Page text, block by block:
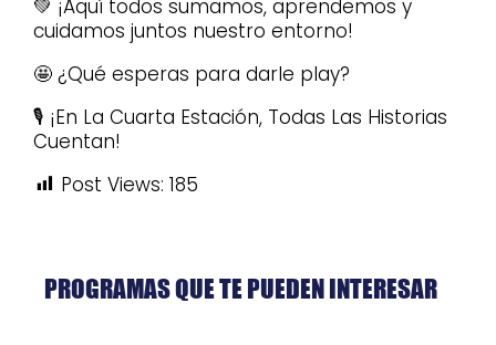
💚 ¡Aquí todos sumamos, aprendemos y
cuidamos juntos nuestro entorno!
🤩 ¿Qué esperas para darle play?
🎙️ ¡En La Cuarta Estación, Todas Las Historias
Cuentan!
Post Views: 185
PROGRAMAS QUE TE PUEDEN INTERESAR